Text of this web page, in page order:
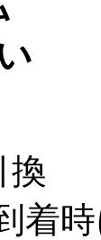
換
着時